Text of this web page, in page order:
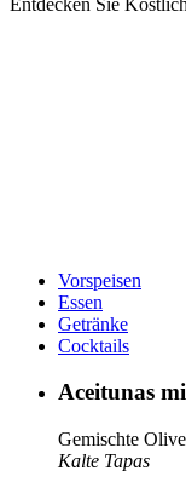
Vorspeisen
Essen
Getränke
Cocktails
Aceitunas
Gemischte
Kalte Tapas